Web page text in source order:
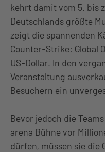
kehrt damit vom 5. bis
Deutschlands größte
zeigt die spannenden
Counter-Strike: Global
US-Dollar. In den
Veranstaltung
Besuchern ein
Bevor jedoch die
arena Bühne vor
dürfen, müssen sie die